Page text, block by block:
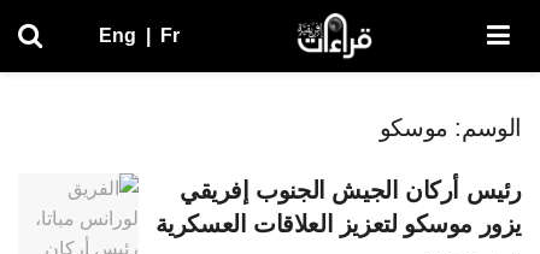
Eng Fr
الوسم: موسكو
رئيس أركان الجيش الجنوب إفريقي
يزور موسكو لتعزيز العلاقات العسكرية